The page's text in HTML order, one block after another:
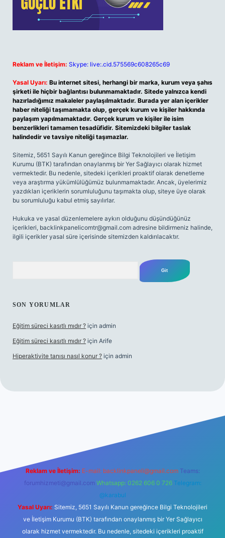
Reklam ve İletişim: Skype: live:.cid.575569c608265c69
Yasal Uyarı: Bu internet sitesi, herhangi bir marka, kurum veya şahıs
şirketi ile hiçbir bağlantısı bulunmamaktadır. Sitede yalnızca kendi
hazırladığımız makaleler paylaşılmaktadır. Burada yer alan içerikler
haber niteliği taşımamakta olup, gerçek kurum ve kişiler hakkında
paylaşım yapılmamaktadır. Gerçek kurum ve kişiler ile isim
benzerlikleri tamamen tesadüfidir. Sitemizdeki bilgiler taslak
halindedir ve tavsiye niteliği taşımazlar.
Sitemiz, 5651 Sayılı Kanun gereğince Bilgi Teknolojileri ve İletişim
Kurumu (BTK) tarafından onaylanmış bir Yer Sağlayıcı olarak hizmet
vermektedir. Bu nedenle, sitedeki içerikleri proaktif olarak denetleme
veya araştırma yükümlülüğümüz bulunmamaktadır. Ancak, üyelerimiz
yazdıkları içeriklerin sorumluluğunu taşımakta olup, siteye üye olarak
bu sorumluluğu kabul etmiş sayılırlar.
Hukuka ve yasal düzenlemelere aykırı olduğunu düşündüğünüz
içerikleri, backlinkpanelicomtr@gmail.com adresine bildirmeniz halinde,
ilgili içerikler yasal süre içerisinde sitemizden kaldırılacaktır.
SON YORUMLAR
Eğitim süreci kasıtlı mıdır ? için admin
Eğitim süreci kasıtlı mıdır ? için Arife
Hiperaktivite tanısı nasıl konur ? için admin
Reklam ve İletişim: E-mail: backlinkpaneli@gmail.com Teams:
forumhizmeti@gmail.com Whatsapp: 0262 606 0 726 Telegram:
@karabul
Yasal Uyarı: Sitemiz, 5651 Sayılı Kanun gereğince Bilgi Teknolojileri
ve İletişim Kurumu (BTK) tarafından onaylanmış bir Yer Sağlayıcı
olarak hizmet vermektedir. Bu nedenle, sitedeki içerikleri proaktif